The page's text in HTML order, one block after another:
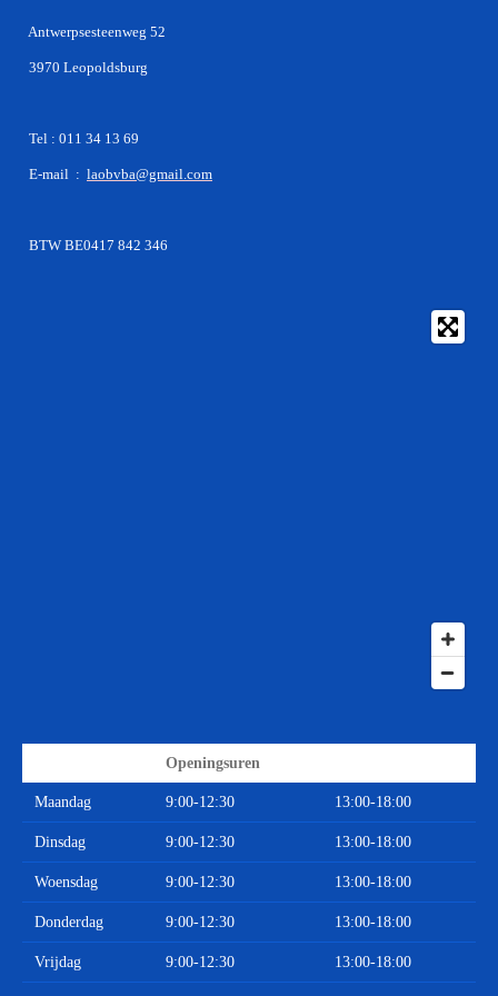
Antwerpsesteenweg 52
3970 Leopoldsburg
Tel : 011 34 13 69
E-mail : laobvba@gmail.com
BTW BE0417 842 346
Openingsuren
Maandag 9:00-12:30 13:00-18:00
Dinsdag 9:00-12:30 13:00-18:00
Woensdag 9:00-12:30 13:00-18:00
Donderdag 9:00-12:30 13:00-18:00
Vrijdag 9:00-12:30 13:00-18:00